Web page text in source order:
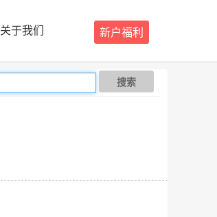
新户福利
关于我们
搜索